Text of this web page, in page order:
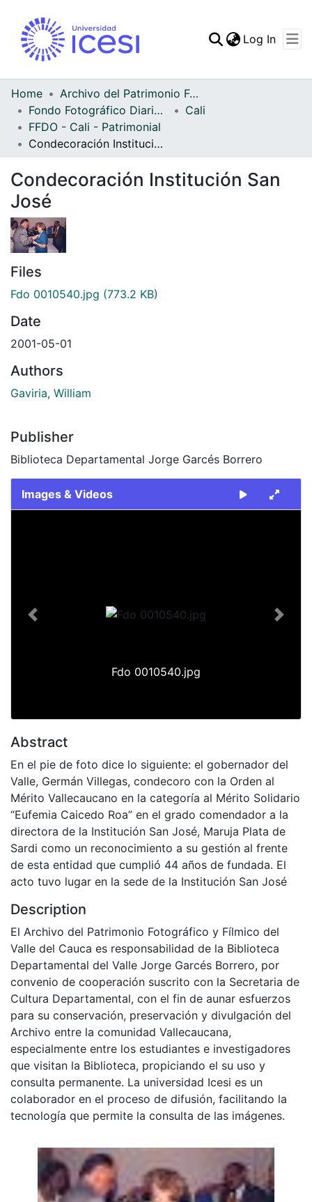
Statistics
Log In
Home
Archivo del Patrimonio Fotográfico y Fílmico del Valle del Cauca
Fondo Fotográfico Diario Occidente
Cali
FFDO - Cali - Patrimonial
Condecoración Institución San José
Condecoración Institución San
José
Files
Fdo 0010540.jpg (773.2 KB)
Date
2001-05-01
Authors
Gaviria, William
Publisher
Biblioteca Departamental Jorge Garcés Borrero
Images & Videos
Fdo 0010540.jpg
Previous Next
Abstract
En el pie de foto dice lo siguiente: el gobernador del
Valle, Germán Villegas, condecoro con la Orden al
Mérito Vallecaucano en la categoría al Mérito Solidario
“Eufemia Caicedo Roa” en el grado comendador a la
directora de la Institución San José, Maruja Plata de
Sardi como un reconocimiento a su gestión al frente
de esta entidad que cumplió 44 años de fundada. El
acto tuvo lugar en la sede de la Institución San José
Description
El Archivo del Patrimonio Fotográfico y Fílmico del
Valle del Cauca es responsabilidad de la Biblioteca
Departamental del Valle Jorge Garcés Borrero, por
convenio de cooperación suscrito con la Secretaria de
Cultura Departamental, con el fin de aunar esfuerzos
para su conservación, preservación y divulgación del
Archivo entre la comunidad Vallecaucana,
especialmente entre los estudiantes e investigadores
que visitan la Biblioteca, propiciando el su uso y
consulta permanente. La universidad Icesi es un
colaborador en el proceso de difusión, facilitando la
tecnología que permite la consulta de las imágenes.